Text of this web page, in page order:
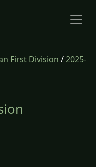
First Division /2025-